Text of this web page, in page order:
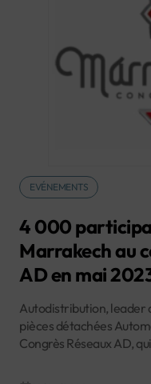
EVÉNEMENTS
4 000
Marrakech au
AD en mai
Autodistribution, leader
pièces détachées
Congrès Réseaux AD,